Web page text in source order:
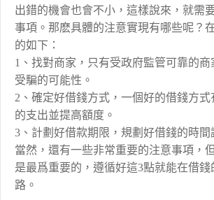
出錯的機會也會不小，這樣說來，就需
事項。那麽具體的注意實現有哪些呢？
的如下：
1、找對商家，只有受政府監管可靠的
受騙的可能性。
2、確定好借錢方式，一個好的借錢方
的支出並提高額度。
3、計劃好借款期限，規劃好借錢的時間
當然，還有一些非常重要的注意事項，
是最爲重要的，遵循好這3點就能在借錢
路。